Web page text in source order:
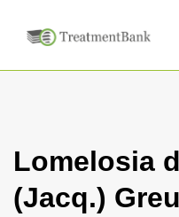
Lomelosia
(Jacq.)